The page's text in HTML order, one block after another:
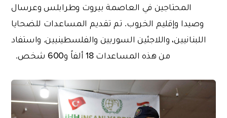
المحتاجين في العاصمة بيروت وطرابلس وعرسال
وصيدا وإقليم الخروب. تم تقديم المساعدات للضحايا
اللبنانيين، واللاجئين السوريين والفلسطينيين. واستفاد
من هذه المساعدات 18 ألفاً و600 شخص.